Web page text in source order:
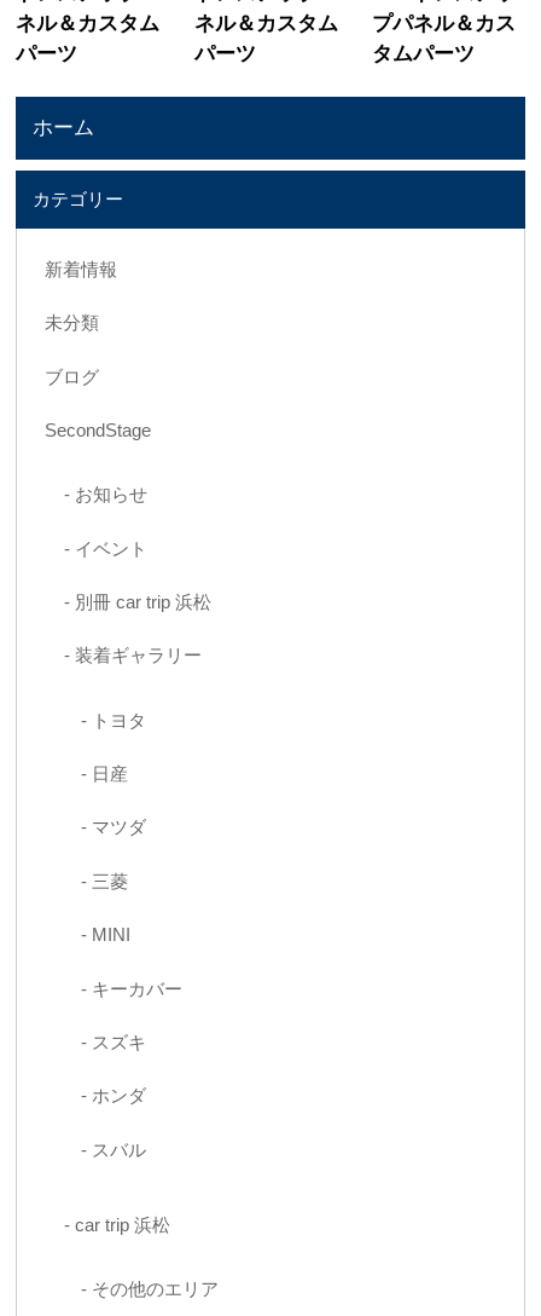
ネル＆カスタム
パーツ
ネル＆カスタム
パーツ
プパネル＆カス
タムパーツ
ホーム
カテゴリー
新着情報
未分類
ブログ
SecondStage
お知らせ
イベント
別冊 car trip 浜松
装着ギャラリー
トヨタ
日産
マツダ
三菱
MINI
キーカバー
スズキ
ホンダ
スバル
car trip 浜松
その他のエリア